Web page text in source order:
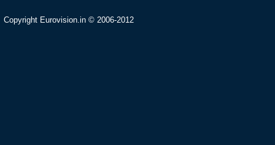
Copyright Eurovision.in © 2006-2012